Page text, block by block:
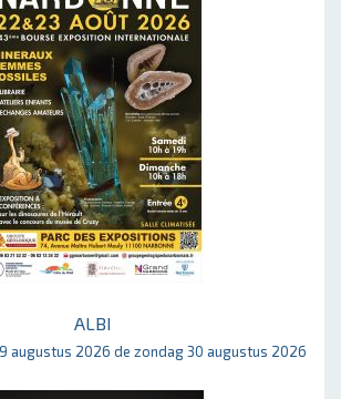
ALBI
augustus 2026 de zondag 30 augustus 2026